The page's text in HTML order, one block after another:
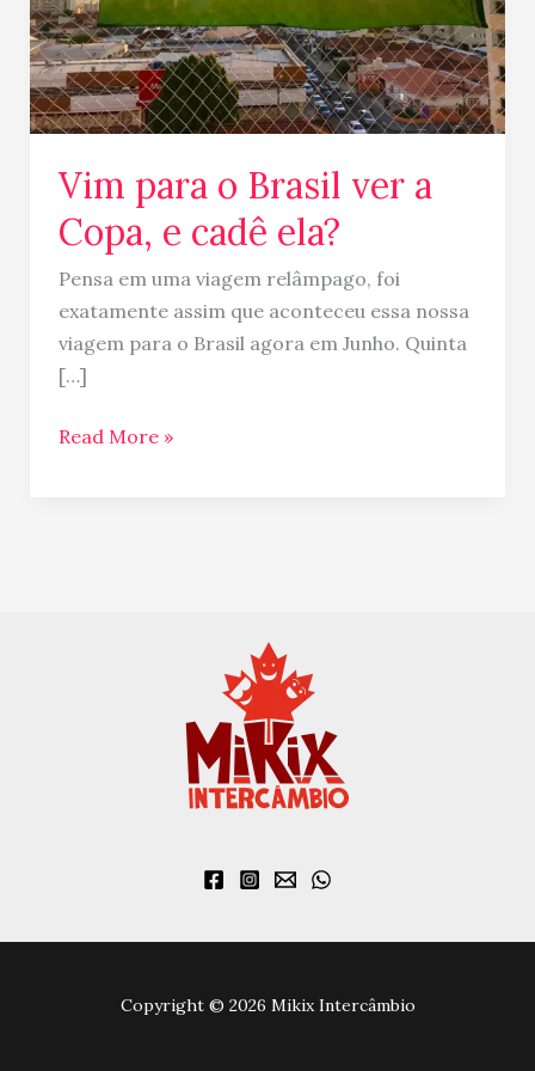
Vim para o Brasil ver a
Copa, e cadê ela?
Pensa em uma viagem relâmpago, foi
exatamente assim que aconteceu essa nossa
viagem para o Brasil agora em Junho. Quinta
[…]
e
cadê
ela?
Read More »
Copyright © 2026 Mikix Intercâmbio